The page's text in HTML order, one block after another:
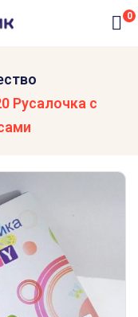
0
Русалочка с